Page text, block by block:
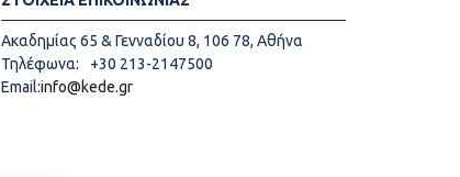
Ακαδημίας 65 & Γενναδίου 8, 106 78, Αθήνα
Τηλέφωνα:
+30 213-2147500
Email:info@kede.gr